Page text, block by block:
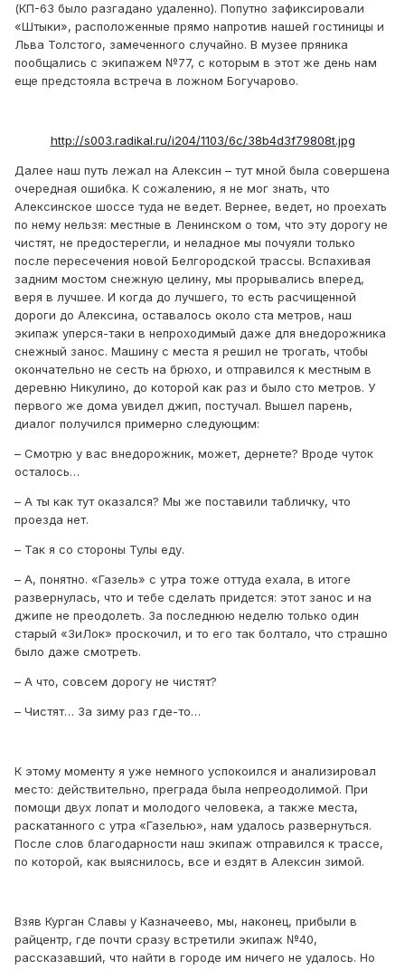
(КП-63 было разгадано удаленно). Попутно зафиксировали
«Штыки», расположенные прямо напротив нашей гостиницы и
Льва Толстого, замеченного случайно. В музее пряника
пообщались с экипажем №77, с которым в этот же день нам
еще предстояла встреча в ложном Богучарово.
http://s003.radikal.ru/i204/1103/6c/38b4d3f79808t.jpg
Далее наш путь лежал на Алексин – тут мной была совершена
очередная ошибка. К сожалению, я не мог знать, что
Алексинское шоссе туда не ведет. Вернее, ведет, но проехать
по нему нельзя: местные в Ленинском о том, что эту дорогу не
чистят, не предостерегли, и неладное мы почуяли только
после пересечения новой Белгородской трассы. Вспахивая
задним мостом снежную целину, мы прорывались вперед,
веря в лучшее. И когда до лучшего, то есть расчищенной
дороги до Алексина, оставалось около ста метров, наш
экипаж уперся-таки в непроходимый даже для внедорожника
снежный занос. Машину с места я решил не трогать, чтобы
окончательно не сесть на брюхо, и отправился к местным в
деревню Никулино, до которой как раз и было сто метров. У
первого же дома увидел джип, постучал. Вышел парень,
диалог получился примерно следующим:
– Смотрю у вас внедорожник, может, дернете? Вроде чуток
осталось…
– А ты как тут оказался? Мы же поставили табличку, что
проезда нет.
– Так я со стороны Тулы еду.
– А, понятно. «Газель» с утра тоже оттуда ехала, в итоге
развернулась, что и тебе сделать придется: этот занос и на
джипе не преодолеть. За последнюю неделю только один
старый «ЗиЛок» проскочил, и то его так болтало, что страшно
было даже смотреть.
– А что, совсем дорогу не чистят?
– Чистят… За зиму раз где-то…
К этому моменту я уже немного успокоился и анализировал
место: действительно, преграда была непреодолимой. При
помощи двух лопат и молодого человека, а также места,
раскатанного с утра «Газелью», нам удалось развернуться.
После слов благодарности наш экипаж отправился к трассе,
по которой, как выяснилось, все и ездят в Алексин зимой.
Взяв Курган Славы у Казначеево, мы, наконец, прибыли в
райцентр, где почти сразу встретили экипаж №40,
рассказавший, что найти в городе им ничего не удалось. Но